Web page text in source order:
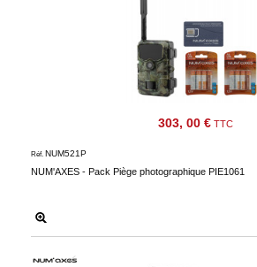
303, 00 € TTC
NUM'AXES - Pack Piège photographique PIE1061
Réf. NUM521P